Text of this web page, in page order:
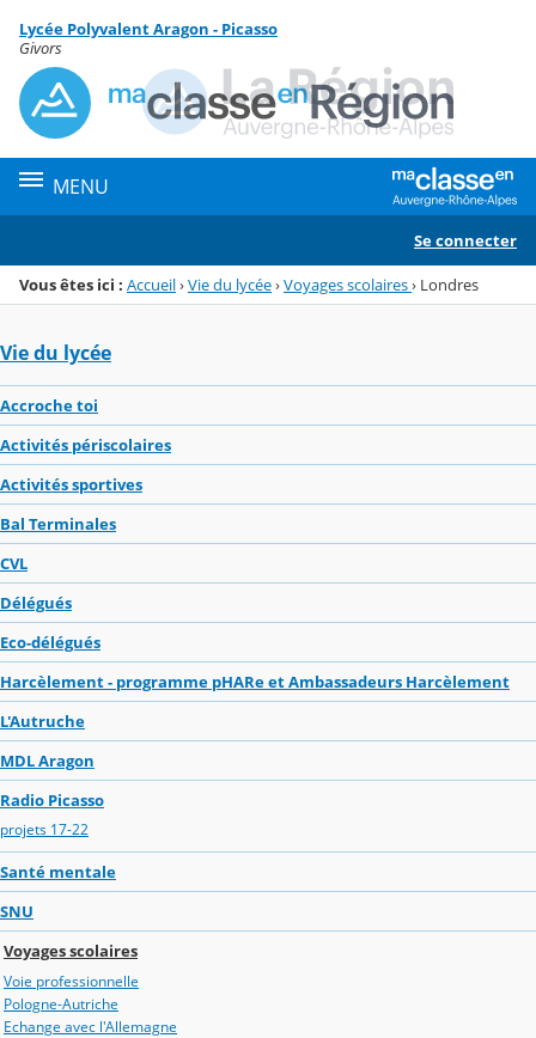
Menu de la rubrique
Contenu
Lycée Polyvalent Aragon - Picasso
Givors
MENU
Se connecter
Vous êtes ici : Accueil›Vie du lycée›Voyages scolaires› Londres
Vie du lycée
Accroche toi
Activités périscolaires
Activités sportives
Bal Terminales
CVL
Délégués
Eco-délégués
Harcèlement - programme pHARe et Ambassadeurs Harcèlement
L'Autruche
MDL Aragon
Radio Picasso
projets 17-22
Santé mentale
SNU
Voyages scolaires
Voie professionnelle
Pologne-Autriche
Echange avec l'Allemagne